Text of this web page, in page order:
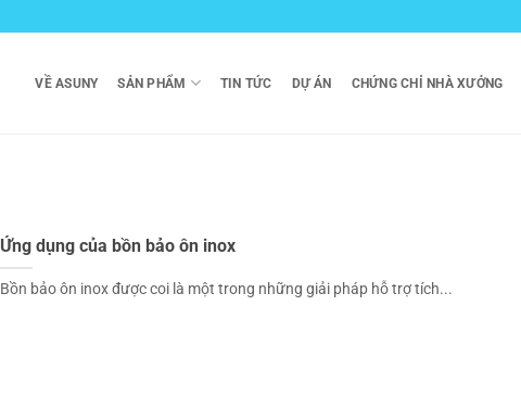
VỀ ASUNY SẢN PHẨM TIN TỨC DỰ ÁN CHỨNG CHỈ NHÀ XƯỞNG
Ứng dụng của bồn bảo ôn inox
Bồn bảo ôn inox được coi là một trong những giải pháp hỗ trợ tích...